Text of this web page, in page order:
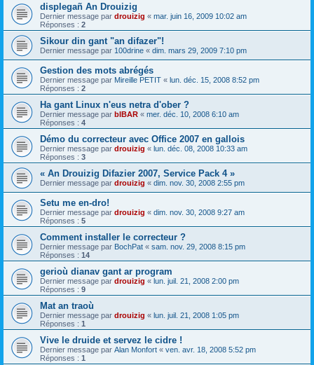
displegañ An Drouizig
Dernier message par drouizig « mar. juin 16, 2009 10:02 am
Réponses : 2
Sikour din gant "an difazer"!
Dernier message par 100drine « dim. mars 29, 2009 7:10 pm
Gestion des mots abrégés
Dernier message par Mireille PETIT « lun. déc. 15, 2008 8:52 pm
Réponses : 2
Ha gant Linux n'eus netra d'ober ?
Dernier message par bIBAR « mer. déc. 10, 2008 6:10 am
Réponses : 4
Démo du correcteur avec Office 2007 en gallois
Dernier message par drouizig « lun. déc. 08, 2008 10:33 am
Réponses : 3
« An Drouizig Difazier 2007, Service Pack 4 »
Dernier message par drouizig « dim. nov. 30, 2008 2:55 pm
Setu me en-dro!
Dernier message par drouizig « dim. nov. 30, 2008 9:27 am
Réponses : 5
Comment installer le correcteur ?
Dernier message par BochPat « sam. nov. 29, 2008 8:15 pm
Réponses : 14
gerioù dianav gant ar program
Dernier message par drouizig « lun. juil. 21, 2008 2:00 pm
Réponses : 9
Mat an traoù
Dernier message par drouizig « lun. juil. 21, 2008 1:05 pm
Réponses : 1
Vive le druide et servez le cidre !
Dernier message par Alan Monfort « ven. avr. 18, 2008 5:52 pm
Réponses : 1